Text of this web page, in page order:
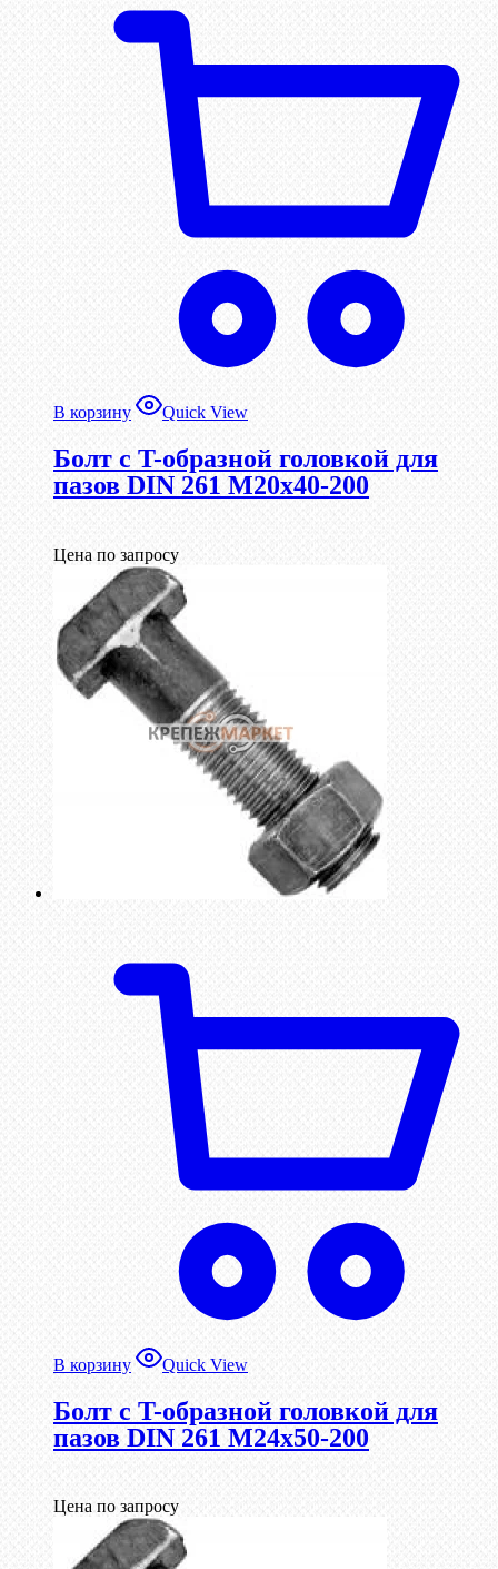
В корзину Quick View
Болт с T-образной головкой для
пазов DIN 261 М20х40-200
Цена по запросу
В корзину Quick View
Болт с T-образной головкой для
пазов DIN 261 М24х50-200
Цена по запросу